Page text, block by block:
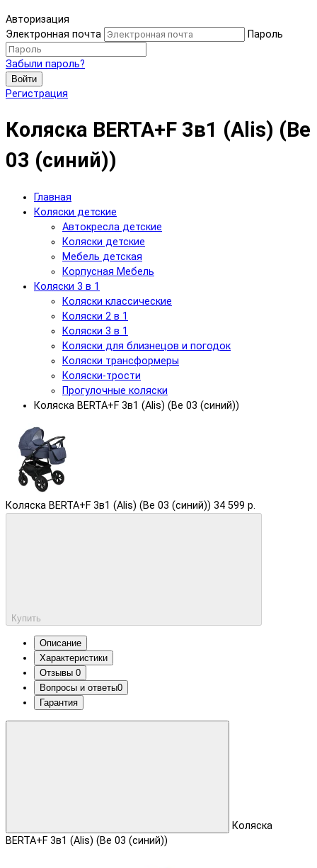
Авторизация
Электронная почта
Пароль
Забыли пароль?
Войти
Регистрация
Коляска BERTA+F 3в1 (Alis) (Be
03 (синий))
Главная
Коляски детские
Автокресла детские
Коляски детские
Мебель детская
Корпусная Мебель
Коляски 3 в 1
Коляски классические
Коляски 2 в 1
Коляски 3 в 1
Коляски для близнецов и погодок
Коляски трансформеры
Коляски-трости
Прогулочные коляски
Коляска BERTA+F 3в1 (Alis) (Be 03 (синий))
Коляска BERTA+F 3в1 (Alis) (Be 03 (синий)) 34 599 р.
Купить
Описание
Характеристики
Отзывы 0
Вопросы и ответы0
Гарантия
Коляска
BERTA+F 3в1 (Alis) (Be 03 (синий))